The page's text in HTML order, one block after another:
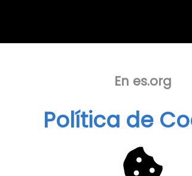
En es.org
Política de